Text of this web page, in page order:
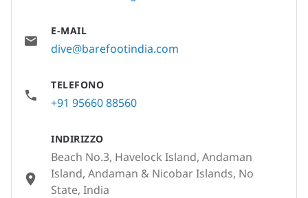
E-MAIL
dive@barefootindia.com
TELEFONO
+91 95660 88560
INDIRIZZO
Beach No.3, Havelock Island, Andaman
Island, Andaman & Nicobar Islands, No
State, India